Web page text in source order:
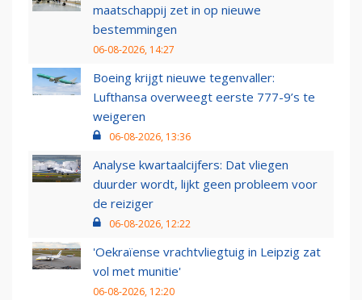
maatschappij zet in op nieuwe
bestemmingen
06-08-2026, 14:27
Boeing krijgt nieuwe tegenvaller:
Lufthansa overweegt eerste 777-9’s te
weigeren
06-08-2026, 13:36
Analyse kwartaalcijfers: Dat vliegen
duurder wordt, lijkt geen probleem voor
de reiziger
06-08-2026, 12:22
'Oekraïense vrachtvliegtuig in Leipzig zat
vol met munitie'
06-08-2026, 12:20